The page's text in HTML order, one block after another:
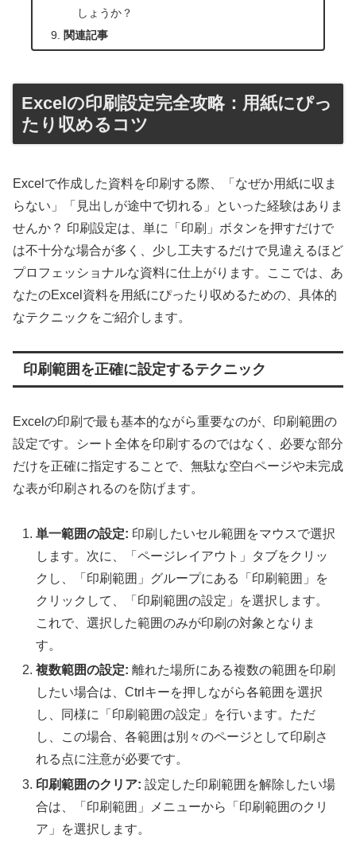
しょうか？
関連記事
Excelの印刷設定完全攻略：用紙にぴっ
たり収めるコツ
Excelで作成した資料を印刷する際、「なぜか用紙に収ま
らない」「見出しが途中で切れる」といった経験はありま
せんか？ 印刷設定は、単に「印刷」ボタンを押すだけで
は不十分な場合が多く、少し工夫するだけで見違えるほど
プロフェッショナルな資料に仕上がります。ここでは、あ
なたのExcel資料を用紙にぴったり収めるための、具体的
なテクニックをご紹介します。
印刷範囲を正確に設定するテクニック
Excelの印刷で最も基本的ながら重要なのが、印刷範囲の
設定です。シート全体を印刷するのではなく、必要な部分
だけを正確に指定することで、無駄な空白ページや未完成
な表が印刷されるのを防げます。
単一範囲の設定: 印刷したいセル範囲をマウスで選択
します。次に、「ページレイアウト」タブをクリッ
クし、「印刷範囲」グループにある「印刷範囲」を
クリックして、「印刷範囲の設定」を選択します。
これで、選択した範囲のみが印刷の対象となりま
す。
複数範囲の設定: 離れた場所にある複数の範囲を印刷
したい場合は、Ctrlキーを押しながら各範囲を選択
し、同様に「印刷範囲の設定」を行います。ただ
し、この場合、各範囲は別々のページとして印刷さ
れる点に注意が必要です。
印刷範囲のクリア: 設定した印刷範囲を解除したい場
合は、「印刷範囲」メニューから「印刷範囲のクリ
ア」を選択します。